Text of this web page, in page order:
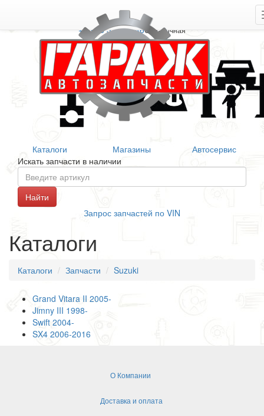
+7 906 377 46 46Справочная
Каталоги Магазины
Автосервис
Искать запчасти в наличии
Запрос запчастей по VIN
Каталоги
Каталоги Запчасти Suzuki
Grand Vitara II 2005-
Jimny III 1998-
Swift 2004-
SX4 2006-2016
О Компании
Доставка и оплата